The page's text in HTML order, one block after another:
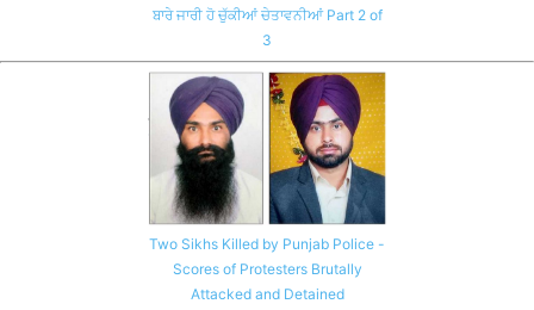
ਬਾਰੇ ਜਾਰੀ ਹੋ ਚੁੱਕੀਆਂ ਚੇਤਾਵਨੀਆਂ Part 2 of
3
Two Sikhs Killed by Punjab Police -
Scores of Protesters Brutally
Attacked and Detained